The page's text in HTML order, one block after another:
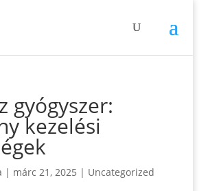
gyógyszer:
kezelési
| márc 21, 2025 | Uncategorized